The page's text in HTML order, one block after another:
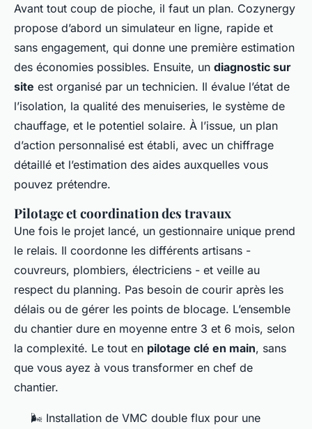
Avant tout coup de pioche, il faut un plan. Cozynergy
propose d’abord un simulateur en ligne, rapide et
sans engagement, qui donne une première estimation
des économies possibles. Ensuite, un diagnostic sur
site est organisé par un technicien. Il évalue l’état de
l’isolation, la qualité des menuiseries, le système de
chauffage, et le potentiel solaire. À l’issue, un plan
d’action personnalisé est établi, avec un chiffrage
détaillé et l’estimation des aides auxquelles vous
pouvez prétendre.
Pilotage et coordination des travaux
Une fois le projet lancé, un gestionnaire unique prend
le relais. Il coordonne les différents artisans -
couvreurs, plombiers, électriciens - et veille au
respect du planning. Pas besoin de courir après les
délais ou de gérer les points de blocage. L’ensemble
du chantier dure en moyenne entre 3 et 6 mois, selon
la complexité. Le tout en pilotage clé en main, sans
que vous ayez à vous transformer en chef de
chantier.
🌬️ Installation de VMC double flux pour une